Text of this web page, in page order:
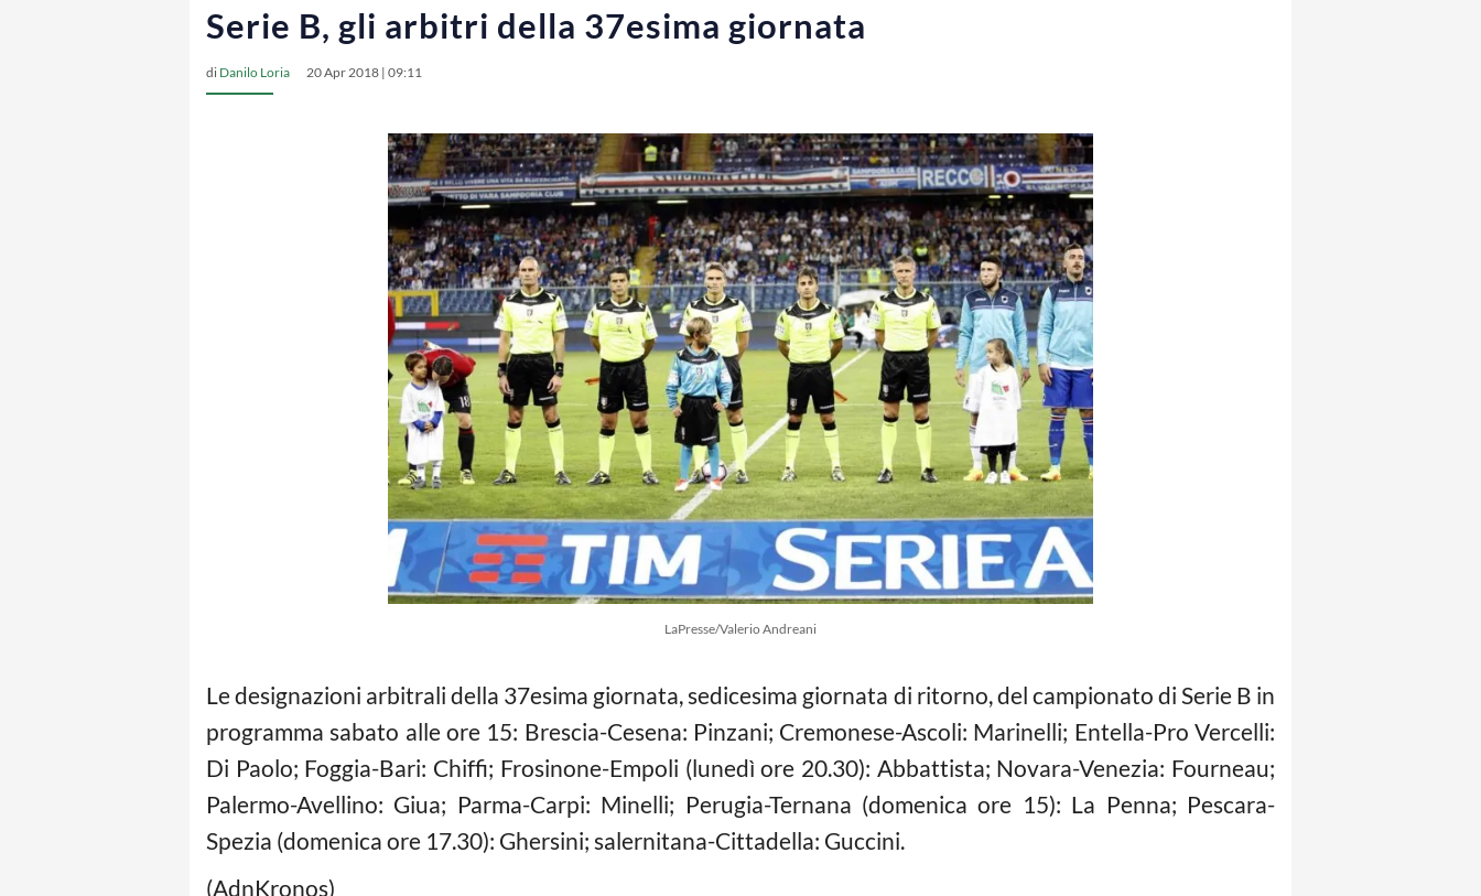
Serie B, gli arbitri della 37esima giornata
di Danilo Loria 20 Apr 2018 | 09:11
LaPresse/Valerio Andreani
Le designazioni arbitrali della 37esima giornata, sedicesima giornata di ritorno, del campionato di Serie B in
programma sabato alle ore 15: Brescia-Cesena: Pinzani; Cremonese-Ascoli: Marinelli; Entella-Pro Vercelli:
Di Paolo; Foggia-Bari: Chiffi; Frosinone-Empoli (lunedì ore 20.30): Abbattista; Novara-Venezia: Fourneau;
Palermo-Avellino: Giua; Parma-Carpi: Minelli; Perugia-Ternana (domenica ore 15): La Penna; Pescara-
Spezia (domenica ore 17.30): Ghersini; salernitana-Cittadella: Guccini.
(AdnKronos)